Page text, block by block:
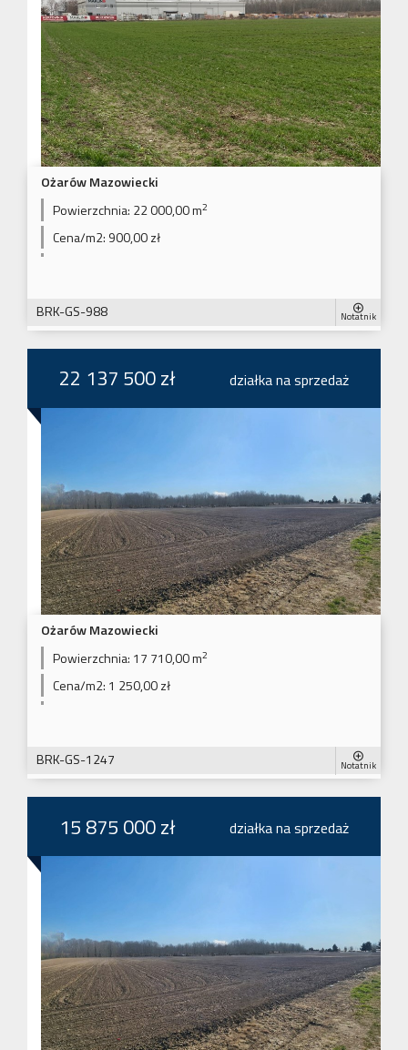
Ożarów Mazowiecki
Powierzchnia: 22 000,00 m2
Cena/m2: 900,00 zł
BRK-GS-988 Notatnik
22 137 500 zł działka na sprzedaż
Ożarów Mazowiecki
Powierzchnia: 17 710,00 m2
Cena/m2: 1 250,00 zł
BRK-GS-1247 Notatnik
15 875 000 zł działka na sprzedaż